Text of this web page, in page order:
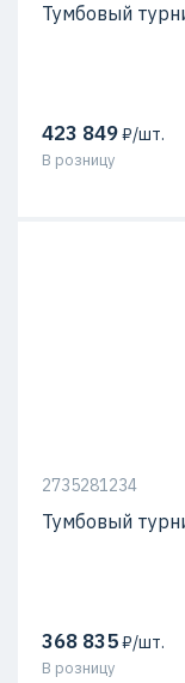
Тумбовый
423 849₽/шт.
В розницу
2735281234
Тумбовый
368 835₽/шт.
В розницу